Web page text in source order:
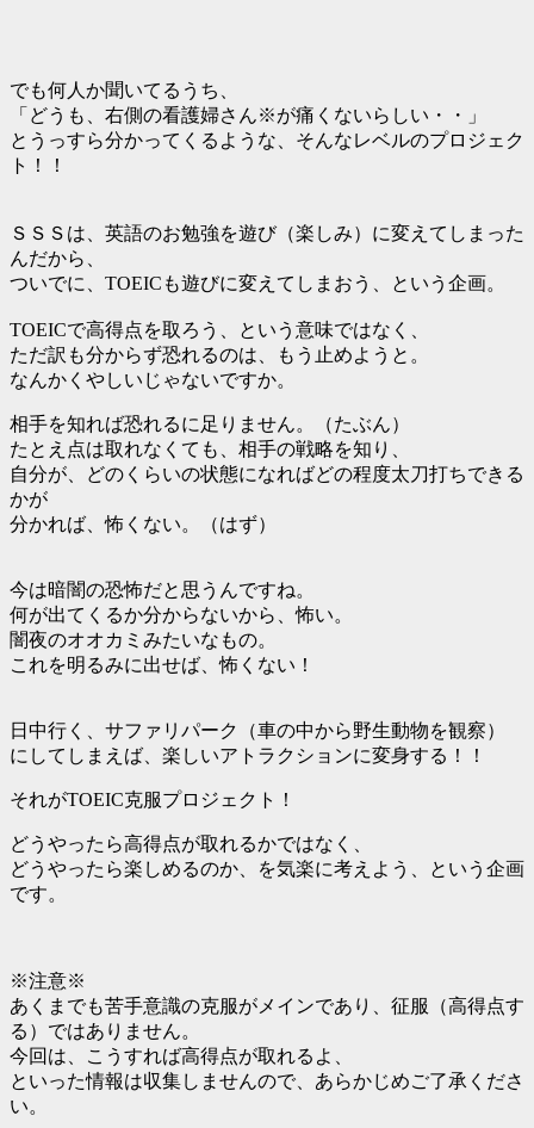
でも何人か聞いてるうち、
「どうも、右側の看護婦さん※が痛くないらしい・・」
とうっすら分かってくるような、そんなレベルのプロジェク
ト！！
ＳＳＳは、英語のお勉強を遊び（楽しみ）に変えてしまった
んだから、
ついでに、TOEICも遊びに変えてしまおう、という企画。
TOEICで高得点を取ろう、という意味ではなく、
ただ訳も分からず恐れるのは、もう止めようと。
なんかくやしいじゃないですか。
相手を知れば恐れるに足りません。（たぶん）
たとえ点は取れなくても、相手の戦略を知り、
自分が、どのくらいの状態になればどの程度太刀打ちできる
かが
分かれば、怖くない。（はず）
今は暗闇の恐怖だと思うんですね。
何が出てくるか分からないから、怖い。
闇夜のオオカミみたいなもの。
これを明るみに出せば、怖くない！
日中行く、サファリパーク（車の中から野生動物を観察）
にしてしまえば、楽しいアトラクションに変身する！！
それがTOEIC克服プロジェクト！
どうやったら高得点が取れるかではなく、
どうやったら楽しめるのか、を気楽に考えよう、という企画
です。
※注意※
あくまでも苦手意識の克服がメインであり、征服（高得点す
る）ではありません。
今回は、こうすれば高得点が取れるよ、
といった情報は収集しませんので、あらかじめご了承くださ
い。